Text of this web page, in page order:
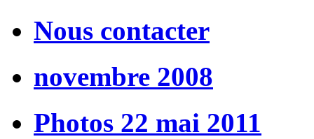
Nous contacter
novembre 2008
Photos 22 mai 2011